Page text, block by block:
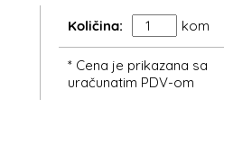
Količina: kom
* Cena je prikazana sa
uračunatim PDV-om